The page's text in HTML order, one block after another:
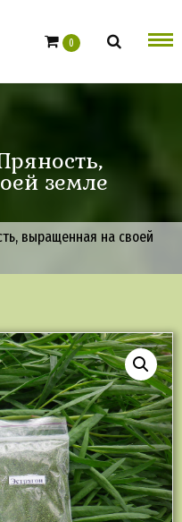
0
земле
выращенная на своей